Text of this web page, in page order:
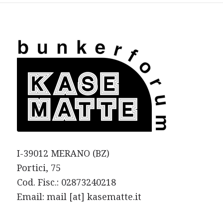
I-39012 MERANO (BZ)
Portici, 75
Cod. Fisc.: 02873240218
Email: mail [at] kasematte.it